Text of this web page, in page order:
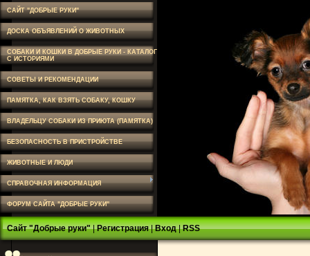
САЙТ "ДОБРЫЕ РУКИ"
ДОСКА ОБЪЯВЛЕНИЙ О ЖИВОТНЫХ
СОБАКИ И КОШКИ В ДОБРЫЕ РУКИ - КАТАЛОГ
С ИСТОРИЯМИ
СОВЕТЫ И РЕКОМЕНДАЦИИ
ПАМЯТКА, КАК ВЗЯТЬ СОБАКУ, КОШКУ
ВЛАДЕЛЬЦУ СОБАКИ ИЗ ПРИЮТА (ПАМЯТКА)
БЕЗОПАСНОСТЬ В ПРИСТРОЙСТВЕ
ЖИВОТНЫЕ И ЛЮДИ
СПРАВОЧНАЯ ИНФОРМАЦИЯ
ФОРУМ САЙТА "ДОБРЫЕ РУКИ"
Сайт "Добрые руки"|Регистрация|Вход|RSS